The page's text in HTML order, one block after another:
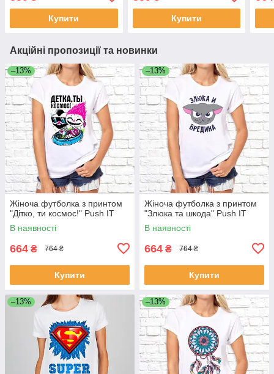
Купити
друг" Push IT
Купити
Акційні пропозиції та новинки
–13%
Жіноча футболка з принтом
"Дітко, ти космос!" Push IT
В наявності
664 ₴ 764 ₴
Купити
–13%
Жіноча футболка з принтом
"Злюка та шкода" Push IT
В наявності
664 ₴ 764 ₴
Купити
–13% –13%